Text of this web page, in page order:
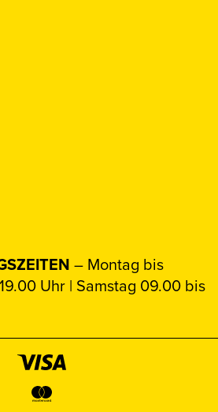
– Montag bis
Uhr | Samstag 09.00 bis